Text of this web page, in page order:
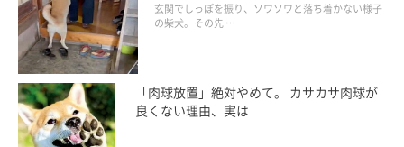
にほっこり
玄関でしっぽを振り、ソワソワと落ち着かない様子
の柴犬。その先 …
「肉球放置」絶対やめて。 カサカサ肉球が
良くない理由、実は...